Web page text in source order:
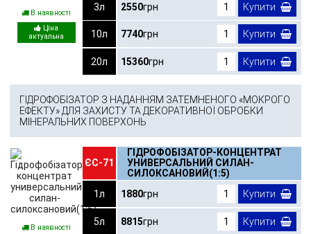
В наявності
3л 2550грн Купити
10л 7740грн Купити
20л 15360грн Купити
ГІДРОФОБІЗАТОР З НАДАННЯМ ЗАТЕМНЕНОГО «МОКРОГО
ЕФЕКТУ» ДЛЯ ЗАХИСТУ ТА ДЕКОРАТИВНОЇ ОБРОБКИ
МІНЕРАЛЬНИХ ПОВЕРХОНЬ
В наявності
ЄС-71
ГІДРОФОБІЗАТОР-КОНЦЕНТРАТ
УНИВЕРСАЛЬНИЙ СИЛАН-
СИЛОКСАНОВИЙ(1:5)
1л
1880грн Купити
5л 8815грн Купити